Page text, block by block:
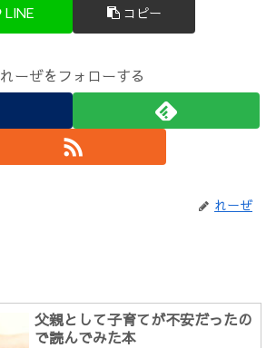
LINE コピー
れーぜをフォローする
れーぜ
父親として子育てが不安だったの
で読んでみた本